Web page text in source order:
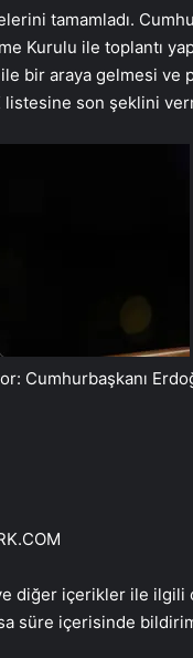
tamamladı.
Kurulu ile toplantı
ile bir araya gelmesi
listesine son şeklini
Cumhurbaşkanı
diğer içerikler ile
süre içerisinde